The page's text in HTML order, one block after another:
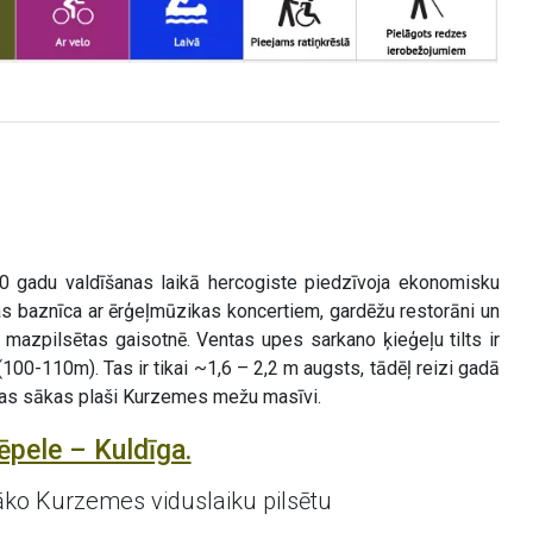
gadu valdīšanas laikā hercogiste piedzīvoja ekonomisku
baznīca ar ērģeļmūzikas koncertiem, gardēžu restorāni un
gaisotnē. Ventas upes sarkano ķieģeļu tilts ir
110m). Tas ir tikai ~1,6 – 2,2 m augsts, tādēļ reizi gadā
sākas plaši Kurzemes mežu masīvi.
– Kuldīga.
Kurzemes viduslaiku pilsētu